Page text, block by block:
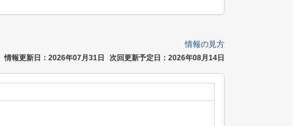
情報の見方
情報更新日：2026年07月31日 次回更新予定日：2026年08月14日